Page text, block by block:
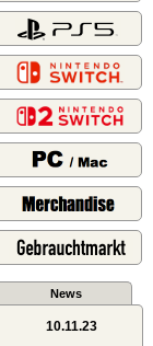
News
10.11.23